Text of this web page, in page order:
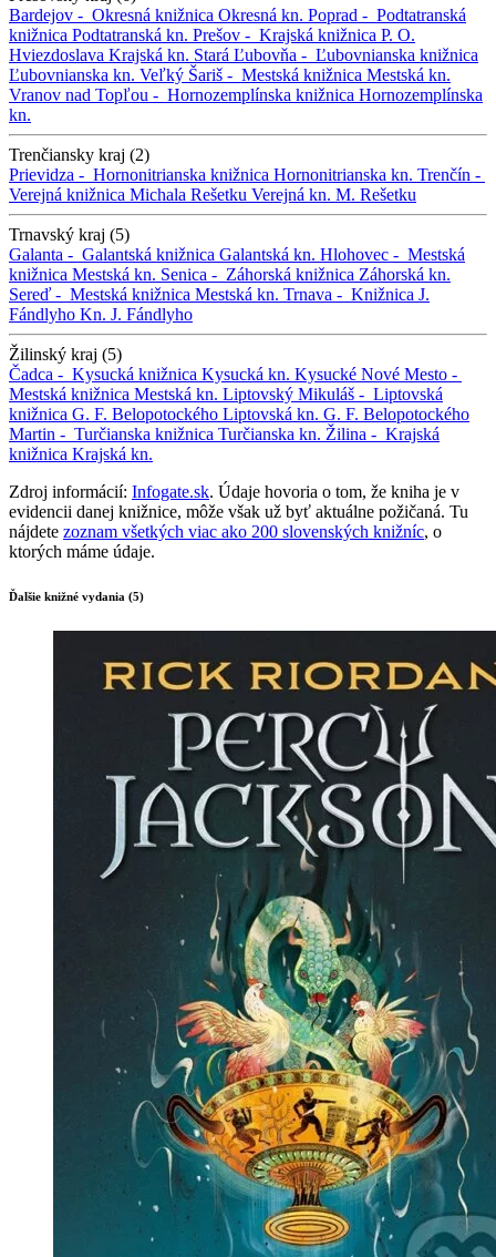
Bardejov - Okresná knižnica Okresná kn. Poprad - Podtatranská
knižnica Podtatranská kn. Prešov - Krajská knižnica P. O.
Hviezdoslava Krajská kn. Stará Ľubovňa - Ľubovnianska knižnica
Ľubovnianska kn. Veľký Šariš - Mestská knižnica Mestská kn.
Vranov nad Topľou - Hornozemplínska knižnica Hornozemplínska
kn.
Trenčiansky kraj (2)
Prievidza - Hornonitrianska knižnica Hornonitrianska kn. Trenčín -
Verejná knižnica Michala Rešetku Verejná kn. M. Rešetku
Trnavský kraj (5)
Galanta - Galantská knižnica Galantská kn. Hlohovec - Mestská
knižnica Mestská kn. Senica - Záhorská knižnica Záhorská kn.
Sereď - Mestská knižnica Mestská kn. Trnava - Knižnica J.
Fándlyho Kn. J. Fándlyho
Žilinský kraj (5)
Čadca - Kysucká knižnica Kysucká kn. Kysucké Nové Mesto -
Mestská knižnica Mestská kn. Liptovský Mikuláš - Liptovská
knižnica G. F. Belopotockého Liptovská kn. G. F. Belopotockého
Martin - Turčianska knižnica Turčianska kn. Žilina - Krajská
knižnica Krajská kn.
Zdroj informácií: Infogate.sk. Údaje hovoria o tom, že kniha je v
evidencii danej knižnice, môže však už byť aktuálne požičaná. Tu
nájdete zoznam všetkých viac ako 200 slovenských knižníc, o
ktorých máme údaje.
Ďalšie knižné vydania (5)